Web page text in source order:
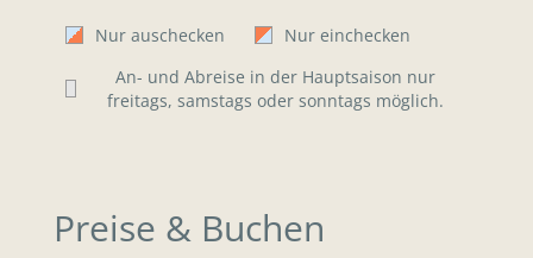
Nur auschecken
Nur einchecken
An- und Abreise in der Hauptsaison nur
freitags, samstags oder sonntags möglich.
Preise & Buchen